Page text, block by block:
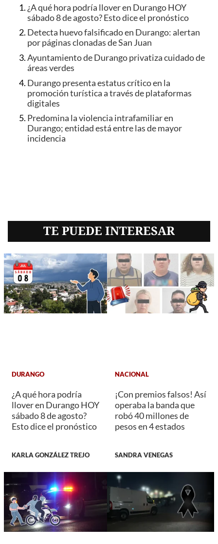
¿A qué hora podría llover en Durango HOY
sábado 8 de agosto? Esto dice el pronóstico
Detecta huevo falsificado en Durango: alertan
por páginas clonadas de San Juan
Ayuntamiento de Durango privatiza cuidado de
áreas verdes
Durango presenta estatus crítico en la
promoción turística a través de plataformas
digitales
Predomina la violencia intrafamiliar en
Durango; entidad está entre las de mayor
incidencia
TE PUEDE INTERESAR
DURANGO
¿A qué hora podría
llover en Durango HOY
sábado 8 de agosto?
Esto dice el pronóstico
KARLA GONZÁLEZ TREJO
NACIONAL
¡Con premios falsos! Así
operaba la banda que
robó 40 millones de
pesos en 4 estados
SANDRA VENEGAS